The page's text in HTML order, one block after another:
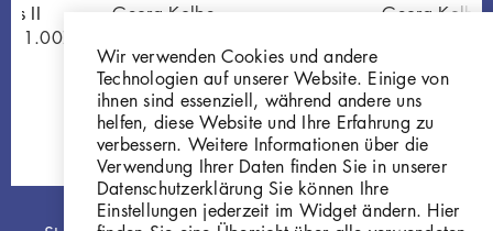
II
41.007
Georg Kolbe
Z1024
Georg Kolbe
Wir verwenden Cookies und andere
Technologien auf unserer Website. Einige von
ihnen sind essenziell, während andere uns
helfen, diese Website und Ihre Erfahrung zu
verbessern. Weitere Informationen über die
Verwendung Ihrer Daten finden Sie in unserer
Datenschutzerklärung Sie können Ihre
Einstellungen jederzeit im Widget ändern. Hier